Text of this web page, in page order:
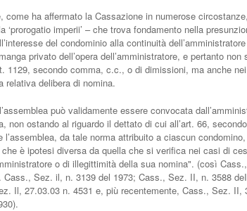
come ha affermato la Cassazione in numerose
‘prorogatio imperii’ – che trova fondamento nella
del condominio alla continuità
privato dell’opera dell’amministratore, e pertanto
1129, secondo comma, c.c., o di dimissioni, ma anche
relativa delibera di nomina.
può validamente essere convocata
non ostando al riguardo il dettato di cui all’art. 66,
l’assemblea, da tale norma attribuito a ciascun
che è ipotesi diversa da quella che si verifica nei casi di
o di illegittimità della sua nomina". (così
Cass., Sez. il, n. 3139 del 1973; Cass., Sez. II, n. 3588
Il, 27.03.03 n. 4531 e, più recentemente, Cass., Sez. II,